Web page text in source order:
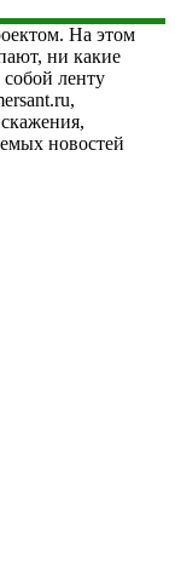
На этом
ни какие
ленту
новостей